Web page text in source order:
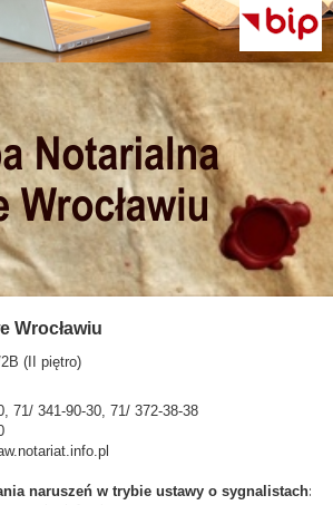
Wrocławiu
(II piętro)
71/ 341-90-30, 71/ 372-38-38
naruszeń w trybie ustawy o sygnalistach: